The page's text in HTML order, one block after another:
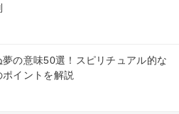
夢の意味50選！スピリチュアル的な
イントを解説